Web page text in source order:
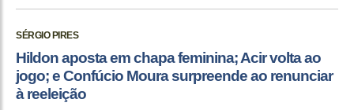
SÉRGIO PIRES
Hildon aposta em chapa feminina; Acir volta ao
jogo; e Confúcio Moura surpreende ao renunciar
à reeleição